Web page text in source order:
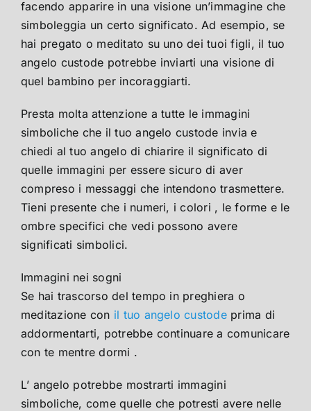
facendo apparire in una visione un’immagine che
simboleggia un certo significato. Ad esempio, se
hai pregato o meditato su uno dei tuoi figli, il tuo
angelo custode potrebbe inviarti una visione di
quel bambino per incoraggiarti.
Presta molta attenzione a tutte le immagini
simboliche che il tuo angelo custode invia e
chiedi al tuo angelo di chiarire il significato di
quelle immagini per essere sicuro di aver
compreso i messaggi che intendono trasmettere.
Tieni presente che i numeri, i colori , le forme e le
ombre specifici che vedi possono avere
significati simbolici.
Immagini nei sogni
Se hai trascorso del tempo in preghiera o
meditazione con il tuo angelo custodeprima di
addormentarti, potrebbe continuare a comunicare
con te mentre dormi .
L’ angelo potrebbe mostrarti immagini
simboliche, come quelle che potresti avere nelle